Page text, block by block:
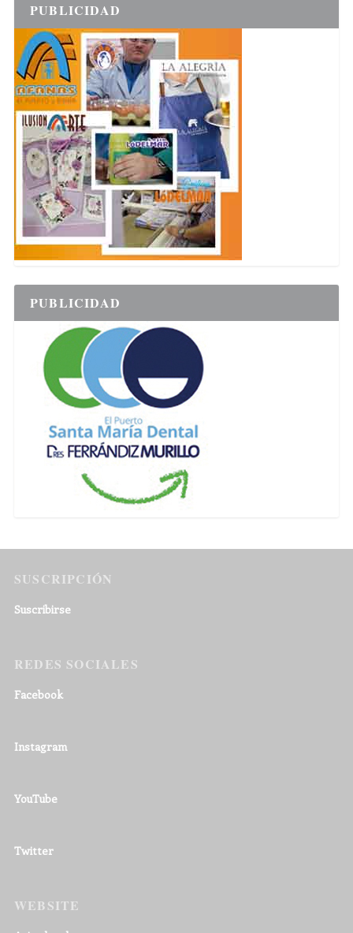
PUBLICIDAD
PUBLICIDAD
SUSCRIPCIÓN
Suscribirse
REDES SOCIALES
Facebook
Instagram
YouTube
Twitter
WEBSITE